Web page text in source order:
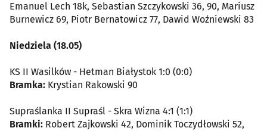
Emanuel Lech 18k, Sebastian Szczykowski 36, 90, Mariusz
Burnewicz 69, Piotr Bernatowicz 77, Dawid Woźniewski 83
Niedziela (18.05)
KS II Wasilków - Hetman Białystok 1:0 (0:0)
Bramka: Krystian Rakowski 90
Supraślanka II Supraśl - Skra Wizna 4:1 (1:1)
Bramki: Robert Zajkowski 42, Dominik Toczydłowski 52,